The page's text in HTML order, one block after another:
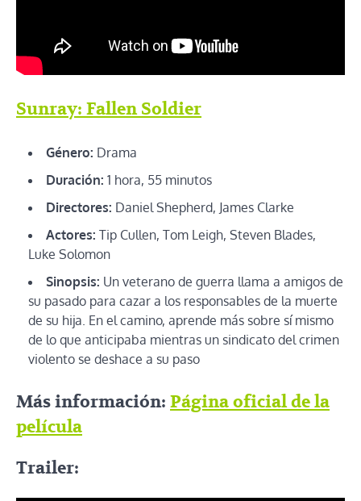
Sunray: Fallen Soldier
Género: Drama
Duración: 1 hora, 55 minutos
Directores: Daniel Shepherd, James Clarke
Actores: Tip Cullen, Tom Leigh, Steven Blades,
Luke Solomon
Sinopsis: Un veterano de guerra llama a amigos de
su pasado para cazar a los responsables de la muerte
de su hija. En el camino, aprende más sobre sí mismo
de lo que anticipaba mientras un sindicato del crimen
violento se deshace a su paso
Más información: Página oficial de la
película
Trailer: